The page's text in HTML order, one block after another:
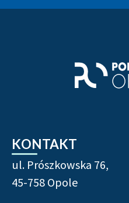
KONTAKT
ul. Prószkowska 76,
45-758 Opole